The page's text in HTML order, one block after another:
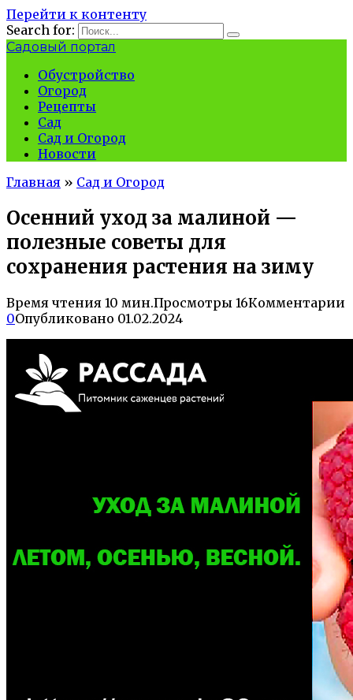
Перейти к контенту
Search for:
Садовый портал
Обустройство
Огород
Рецепты
Сад
Сад и Огород
Новости
Главная » Сад и Огород
Осенний уход за малиной —
полезные советы для
сохранения растения на зиму
Время чтения 10 мин.Просмотры 16Комментарии
0Опубликовано 01.02.2024